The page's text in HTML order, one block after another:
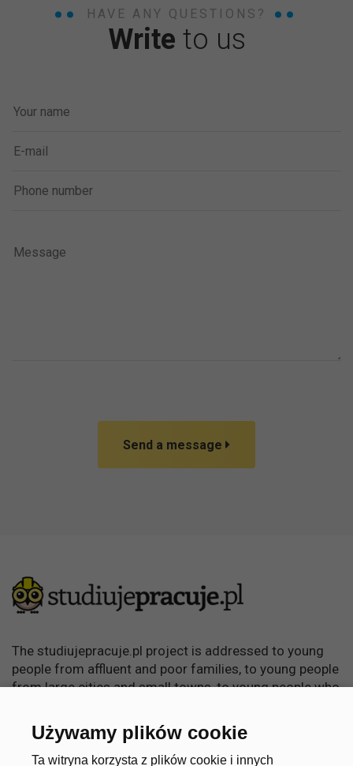
Używamy plików cookie
Ta witryna korzysta z plików cookie i innych
HAVE ANY QUESTIONS?
Write to us
Send a message
The studiujepracuje.pl project is addressed to young
people from affluent and poor families, to young people
from large cities and small towns, to young people who
something in life.